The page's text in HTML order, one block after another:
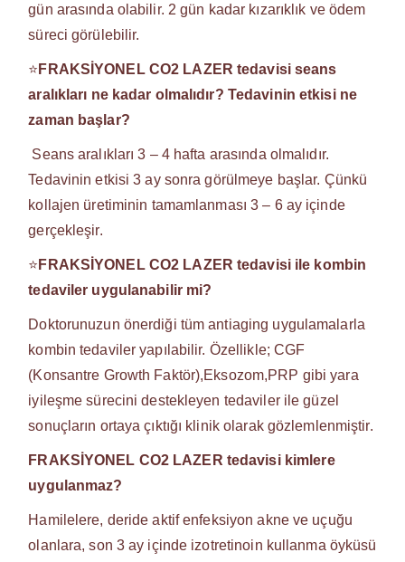
gün arasında olabilir. 2 gün kadar kızarıklık ve ödem
süreci görülebilir.
⭐ FRAKSİYONEL CO2 LAZER tedavisi seans
aralıkları ne kadar olmalıdır? Tedavinin etkisi ne
zaman başlar?
Seans aralıkları 3 – 4 hafta arasında olmalıdır.
Tedavinin etkisi 3 ay sonra görülmeye başlar. Çünkü
kollajen üretiminin tamamlanması 3 – 6 ay içinde
gerçekleşir.
⭐ FRAKSİYONEL CO2 LAZER tedavisi ile kombin
tedaviler uygulanabilir mi?
Doktorunuzun önerdiği tüm antiaging uygulamalarla
kombin tedaviler yapılabilir. Özellikle; CGF
(Konsantre Growth Faktör),Eksozom,PRP gibi yara
iyileşme sürecini destekleyen tedaviler ile güzel
sonuçların ortaya çıktığı klinik olarak gözlemlenmiştir.
FRAKSİYONEL CO2 LAZER tedavisi kimlere
uygulanmaz?
Hamilelere, deride aktif enfeksiyon akne ve uçuğu
olanlara, son 3 ay içinde izotretinoin kullanma öyküsü